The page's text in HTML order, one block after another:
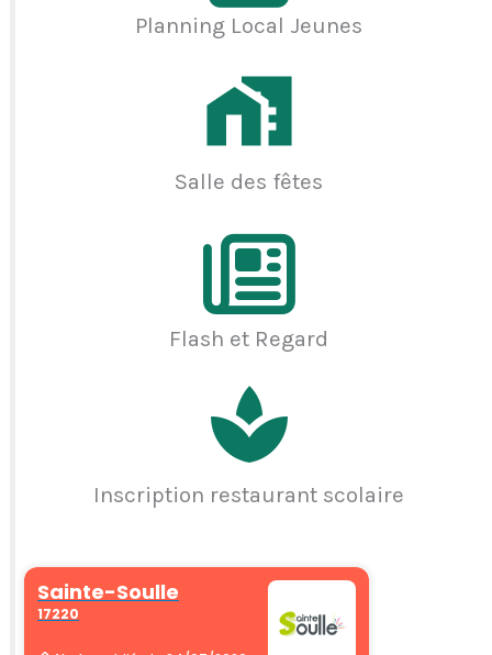
Planning Local Jeunes
Salle des fêtes
Flash et Regard
Inscription restaurant scolaire